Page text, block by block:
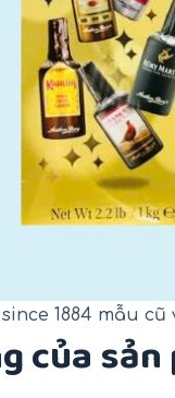
1884 mẫu cũ
của